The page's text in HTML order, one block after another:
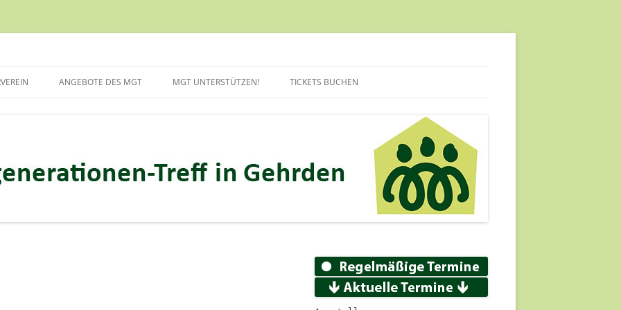
ZUR
ANGEBOTE DES MGT
ELTERNTREFF
FIT AM HANDY UND TABLET
MGT UNTERSTÜTZEN! TICKETS BUCHEN